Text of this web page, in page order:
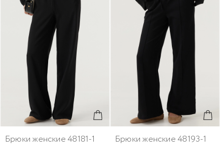
Брюки женские 48181-1 Брюки женские 48193-1